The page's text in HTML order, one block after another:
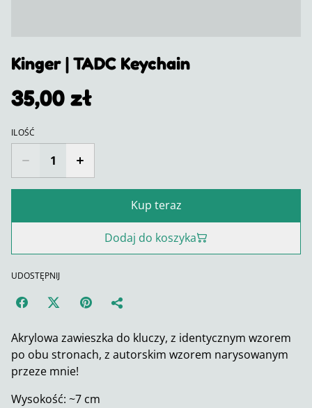
Kinger | TADC Keychain
35,00 zł
ILOŚĆ
Kup teraz
Dodaj do koszyka
UDOSTĘPNIJ
Akrylowa zawieszka do kluczy, z identycznym wzorem
po obu stronach, z autorskim wzorem narysowanym
przeze mnie!
Wysokość: ~7 cm